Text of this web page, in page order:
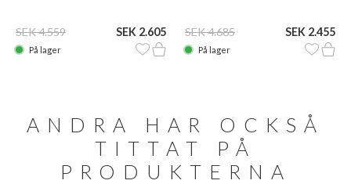
SEK 4.559 SEK 2.605
På lager
SEK 4.685 SEK 2.455
På lager
ANDRA HAR OCKSÅ
TITTAT PÅ
PRODUKTERNA